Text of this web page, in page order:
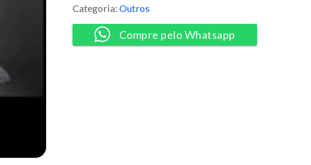
Prática
-
Carlos
A.
Categoria: Outros
Compre pelo Whatsapp